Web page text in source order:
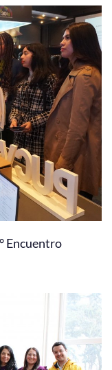
Encuentro